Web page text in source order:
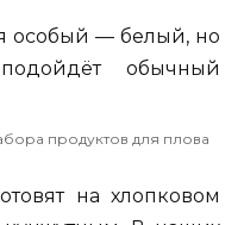
особый — белый, но
обычный
продуктов для плова
на хлопковом